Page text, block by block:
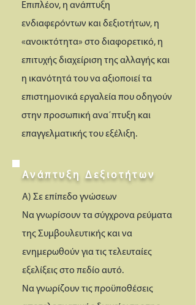
Επιπλέον, η ανάπτυξη
ενδιαφερόντων και δεξιοτήτων, η
«ανοικτότητα» στο διαφορετικό, η
επιτυχής διαχείριση της αλλαγής και
η ικανότητά του να αξιοποιεί τα
επιστημονικά εργαλεία που οδηγούν
στην προσωπική ανα΄πτυξη και
επαγγελματικής του εξέλιξη.
Ανάπτυξη Δεξιοτήτων
Α) Σε επίπεδο γνώσεων
Να γνωρίσουν τα σύγχρονα ρεύματα
της Συμβουλευτικής και να
ενημερωθούν για τις τελευταίες
εξελίξεις στο πεδίο αυτό.
Να γνωρίζουν τις προϋποθέσεις